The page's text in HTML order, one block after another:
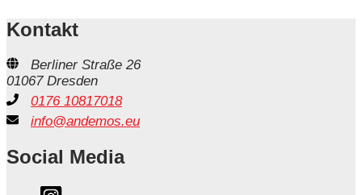
Kontakt
Berliner Straße 26
01067 Dresden
0176 10817018
info@andemos.eu
Social Media